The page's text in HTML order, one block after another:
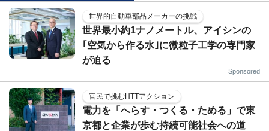
世界的自動車部品メーカーの挑戦
世界最小約1ナノメートル、アイシンの
｢空気から作る水｣に微粒子工学の専門家
が迫る
Sponsored
官民で挑むHTTアクション
電力を「へらす・つくる・ためる」で東
京都と企業が歩む持続可能社会への道